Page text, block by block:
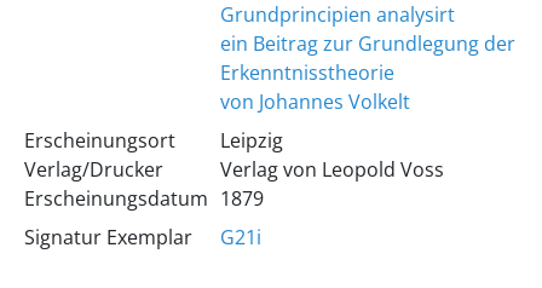
Grundprincipien analysirt
ein Beitrag zur Grundlegung der
Erkenntnisstheorie
von Johannes Volkelt
Erscheinungsort
Verlag/Drucker
Erscheinungsdatum
Leipzig
Verlag von Leopold Voss
1879
Signatur Exemplar
G21i